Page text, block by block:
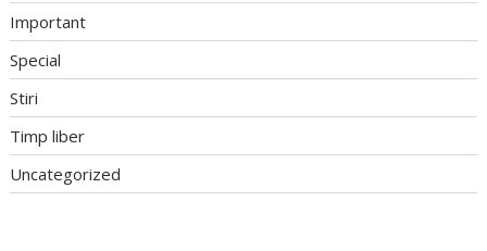
Important
Special
Stiri
Timp liber
Uncategorized